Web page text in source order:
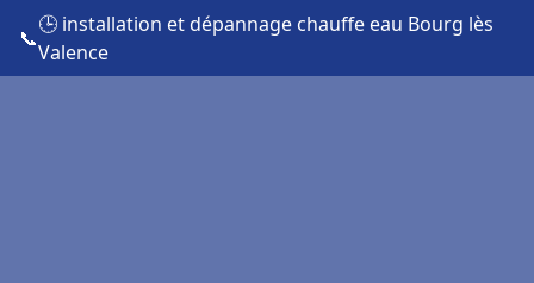
📞
🕒 installation et dépannage chauffe eau Bourg lès
Valence